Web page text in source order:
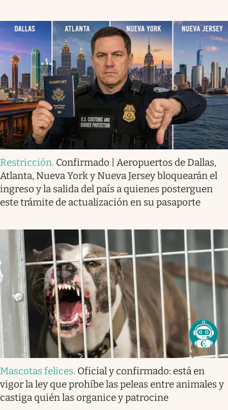
Restricción. Confirmado | Aeropuertos de Dallas,
Atlanta, Nueva York y Nueva Jersey bloquearán el
ingreso y la salida del país a quienes posterguen
este trámite de actualización en su pasaporte
Mascotas felices. Oficial y confirmado: está en
vigor la ley que prohíbe las peleas entre animales y
castiga quién las organice y patrocine